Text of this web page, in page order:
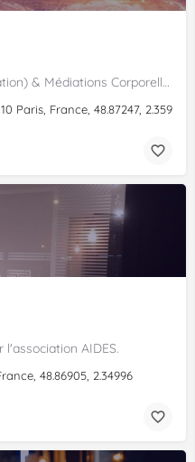
Bien-être lgbt (massage, méditation) & Médiations Corporelles
Paris, France, 48.87247, 2.35922
AIDES.
48.86905, 2.34996